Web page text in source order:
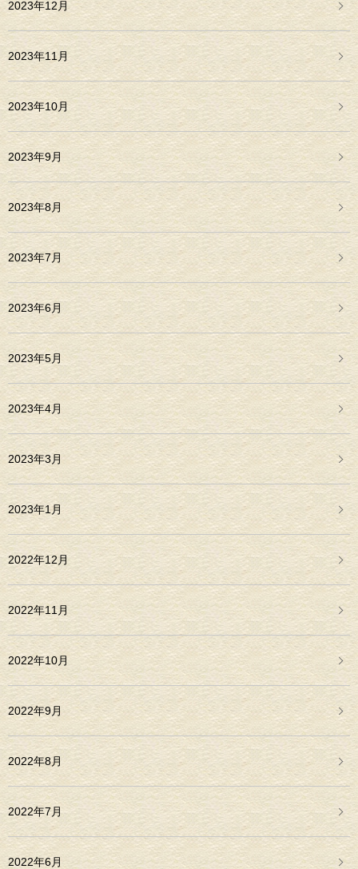
2023年12月
2023年11月
2023年10月
2023年9月
2023年8月
2023年7月
2023年6月
2023年5月
2023年4月
2023年3月
2023年1月
2022年12月
2022年11月
2022年10月
2022年9月
2022年8月
2022年7月
2022年6月